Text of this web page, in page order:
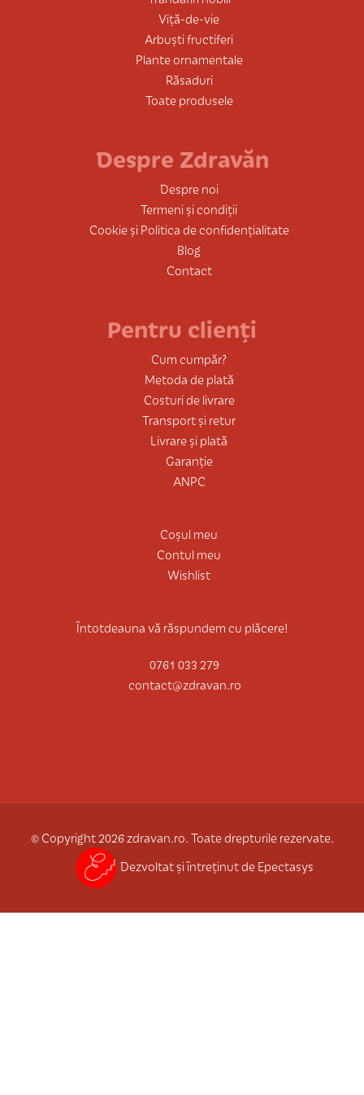
Viță-de-vie
Arbuști fructiferi
Plante ornamentale
Răsaduri
Toate produsele
Despre Zdravăn
Despre noi
Termeni și condiții
Cookie și Politica de confidențialitate
Blog
Contact
Pentru clienți
Cum cumpăr?
Metoda de plată
Costuri de livrare
Transport și retur
Livrare și plată
Garanție
ANPC
Coșul meu
Contul meu
Wishlist
Întotdeauna vă răspundem cu plăcere!
0761 033 279
contact@zdravan.ro
© Copyright 2026 zdravan.ro. Toate drepturile rezervate.
Dezvoltat și întreținut de Epectasys